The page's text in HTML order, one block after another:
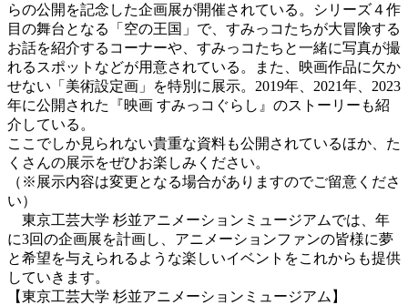
らの公開を記念した企画展が開催されている。シリーズ４作
目の舞台となる「空の王国」で、すみっコたちが大冒険する
お話を紹介するコーナーや、すみっコたちと一緒に写真が撮
れるスポットなどが用意されている。また、映画作品に欠か
せない「美術設定画」を特別に展示。2019年、2021年、2023
年に公開された『映画 すみっコぐらし』のストーリーも紹
介している。
ここでしか見られない貴重な資料も公開されているほか、た
くさんの展示をぜひお楽しみください。
（※展示内容は変更となる場合がありますのでご留意くださ
い）
東京工芸大学 杉並アニメーションミュージアムでは、年
に3回の企画展を計画し、アニメーションファンの皆様に夢
と希望を与えられるような楽しいイベントをこれからも提供
していきます。
【東京工芸大学 杉並アニメーションミュージアム】